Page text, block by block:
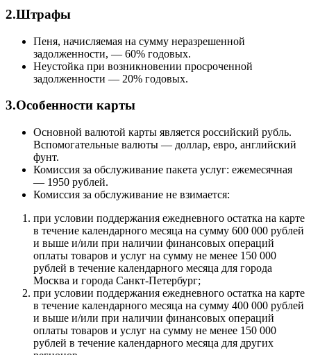
2.Штрафы
Пеня, начисляемая на сумму неразрешенной
задолженности, — 60% годовых.
Неустойка при возникновении просроченной
задолженности — 20% годовых.
3.Особенности карты
Основной валютой карты является российский рубль.
Вспомогательные валюты — доллар, евро, английский
фунт.
Комиссия за обслуживание пакета услуг: ежемесячная
— 1950 рублей.
Комиссия за обслуживание не взимается:
при условии поддержания ежедневного остатка на карте
в течение календарного месяца на сумму 600 000 рублей
и выше и/или при наличии финансовых операций
оплаты товаров и услуг на сумму не менее 150 000
рублей в течение календарного месяца для города
Москва и города Санкт-Петербург;
при условии поддержания ежедневного остатка на карте
в течение календарного месяца на сумму 400 000 рублей
и выше и/или при наличии финансовых операций
оплаты товаров и услуг на сумму не менее 150 000
рублей в течение календарного месяца для других